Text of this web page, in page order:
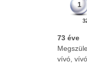
1
73 éve
vívó,